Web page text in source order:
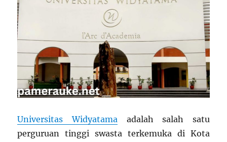
Universitas Widyatamaadalah salah satu
perguruan tinggi swasta terkemuka di Kota